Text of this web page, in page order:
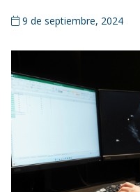
9 de septiembre, 2024